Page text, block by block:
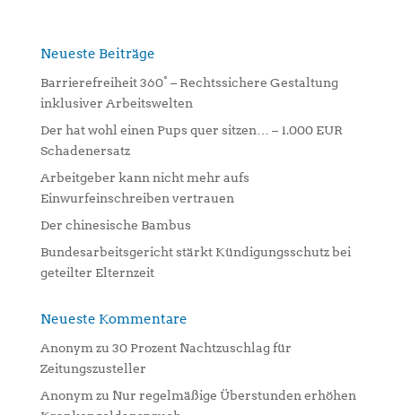
n
v
e
:
Neueste Beiträge
Barrierefreiheit 360° – Rechtssichere Gestaltung
inklusiver Arbeitswelten
Der hat wohl einen Pups quer sitzen… – 1.000 EUR
Schadenersatz
Arbeitgeber kann nicht mehr aufs
Einwurfeinschreiben vertrauen
Der chinesische Bambus
Bundesarbeitsgericht stärkt Kündigungsschutz bei
geteilter Elternzeit
Neueste Kommentare
Anonym zu 30 Prozent Nachtzuschlag für
Zeitungszusteller
Anonym zu Nur regelmäßige Überstunden erhöhen